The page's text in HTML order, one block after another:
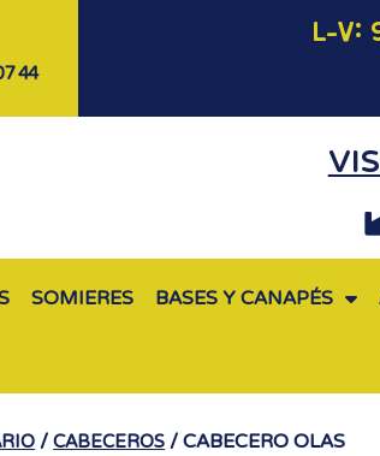
44
L-V:
SOMIERES BASES Y CANAPÉS
/CABECEROS / CABECERO OLAS